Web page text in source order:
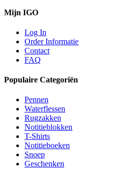
Mijn IGO
Log In
Order Informatie
Contact
FAQ
Populaire Categoriën
Pennen
Waterflessen
Rugzakken
Notitieblokken
T-Shirts
Notitieboeken
Snoep
Geschenken